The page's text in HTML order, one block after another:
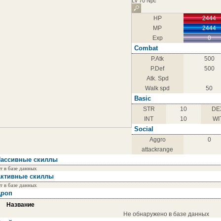
HP
2444
MP
2444
Exp
0
Combat
P.Atk
500
P.Def
500
Atk. Spd
Walk spd
50
Basic
STR 10
INT
10
Social
Aggro
0
attackrange
скиллы
в базе данных
скиллы
в базе данных
Название
Не обнаружено в базе данных